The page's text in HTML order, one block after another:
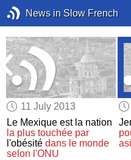
News in Slow French
11 July 2013
Le Mexique est la nation
la plus touchée par
l'obésitédans le monde
selon l'ONU